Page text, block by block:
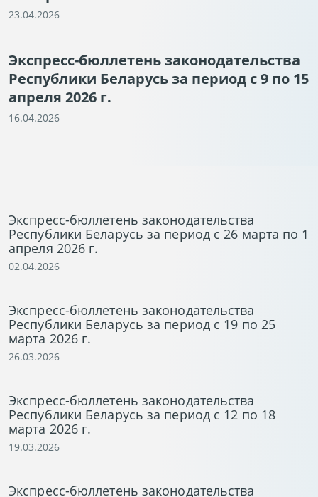
23.04.2026
Экспресс-бюллетень законодательства
Республики Беларусь за период с 9 по 15
апреля 2026 г.
16.04.2026
Экспресс-бюллетень законодательства
Республики Беларусь за период с 26 марта по 1
апреля 2026 г.
02.04.2026
Экспресс-бюллетень законодательства
Республики Беларусь за период с 19 по 25
марта 2026 г.
26.03.2026
Экспресс-бюллетень законодательства
Республики Беларусь за период с 12 по 18
марта 2026 г.
19.03.2026
Экспресс-бюллетень законодательства